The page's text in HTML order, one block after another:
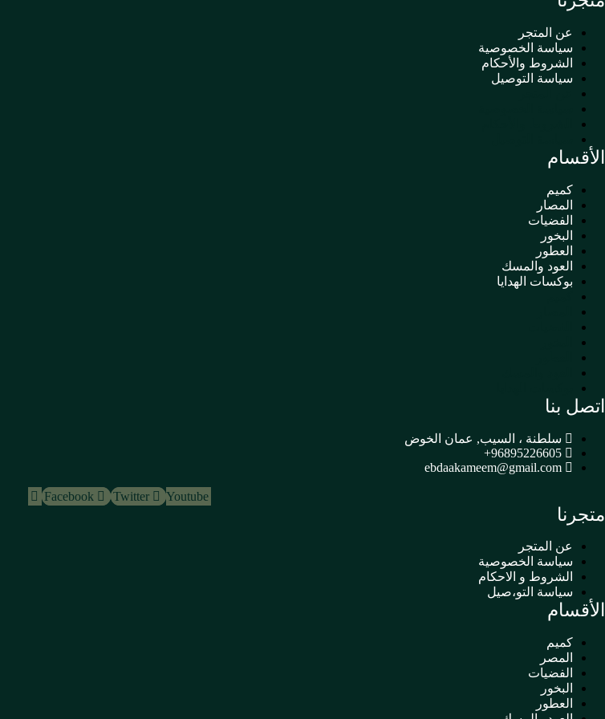
عن المتجر
سياسة الخصوصية
الشروط والأحكام
سياسة التوصيل
الأقسام
كميم
المصار
الفضيات
البخور
العطور
العود والمسك
بوكسات الهدايا
اتصل بنا
سلطنة ، السيب, عمان الخوض
96895226605+
ebdaakameem@gmail.com
Facebook Twitter Youtube
متجرنا
عن المتجر
سياسة الخصوصية
الشروط و الاحكام
سياسة التو،صيل
الأقسام
كميم
المصر
الفضيات
البخور
العطور